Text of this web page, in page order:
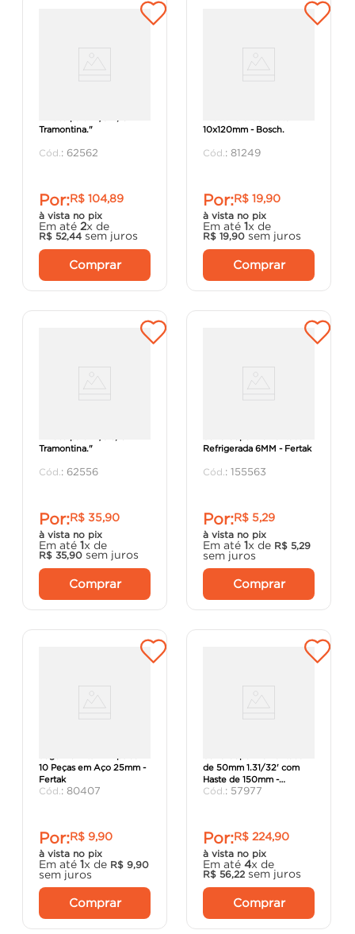
Tramontina."
: 62562
Por:R$ 104,89
à vista no pix
Em até 2x de
R$ 52,44 sem juros
Comprar
10x120mm - Bosch.
: 81249
Por:R$ 19,90
à vista no pix
Em até 1x de
R$ 19,90 sem juros
Comprar
Tramontina."
: 62556
Por:R$ 35,90
à vista no pix
Em até 1x de
R$ 35,90 sem juros
Comprar
Refrigerada 6MM - Fertak
: 155563
Por:R$ 5,29
à vista no pix
Em até 1x de R$ 5,29
sem juros
Comprar
10 Peças em Aço 25mm -
Fertak
: 80407
Por:R$ 9,90
à vista no pix
Em até 1x de R$ 9,90
sem juros
Comprar
de 50mm 1.31/32' com
Haste de 150mm -
Starrett.
: 57977
Por:R$ 224,90
à vista no pix
Em até 4x de
R$ 56,22 sem juros
Comprar